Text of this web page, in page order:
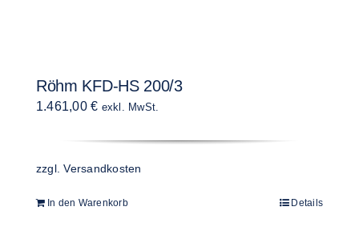
Röhm KFD-HS 200/3
1.461,00€ exkl. MwSt.
zzgl.Versandkosten
In den Warenkorb Details